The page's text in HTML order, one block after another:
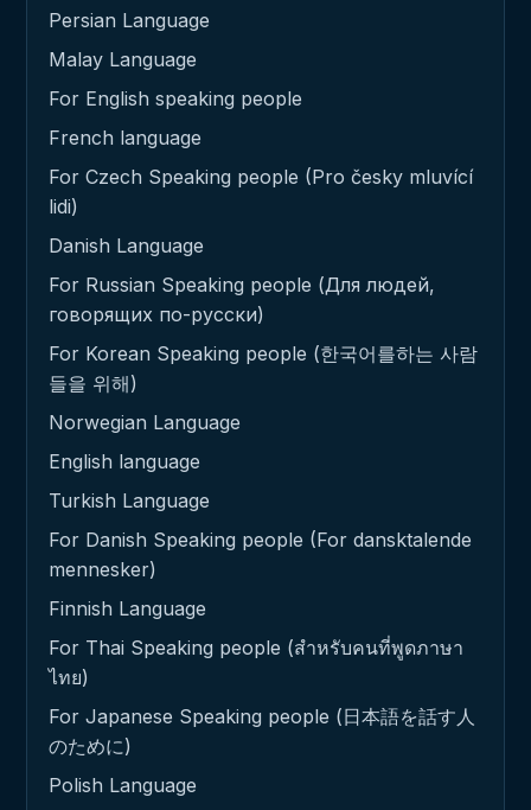
Persian Language
Malay Language
For English speaking people
French language
For Czech Speaking people (Pro česky mluvící
lidi)
Danish Language
For Russian Speaking people (Для людей,
говорящих по-русски)
For Korean Speaking people (한국어를하는 사람
들을 위해)
Norwegian Language
English language
Turkish Language
For Danish Speaking people (For dansktalende
mennesker)
Finnish Language
For Thai Speaking people (สำหรับคนที่พูดภาษา
ไทย)
For Japanese Speaking people (日本語を話す人
のために)
Polish Language